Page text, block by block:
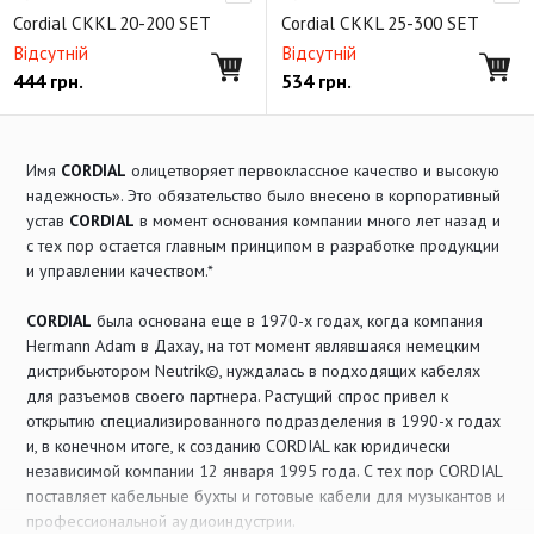
Готовый небалансный кабель
Готовый небалансный кабель (TS - XLR female)
Готовый балансный кабель (TRS - TRS)
Готовый микрофонный кабель
Готовый инструментальный кабель
DMX кабель
Готовый акустический кабель
Y-образный кабель
Готовый SPDIF кабель
Готовый BNC кабель
Готовый MIDI кабель
Ethernet кабель RJ-45
FireWire кабель
USB кабель
HDMI кабель
Toslink кабель
Кабель питания
Готовый кабель Phoenix
Студийный D-Sub кабель
Готовый студийный мультикор
Удлинители
Cordial CKKL 20-200 SET
Відсутній
444грн.
Cordial CKKL 25-300 SET
Відсутній
534грн.
Имя CORDIAL олицетворяет первоклассное качество и высокую
надежность». Это обязательство было внесено в корпоративный
устав CORDIAL в момент основания компании много лет назад и
с тех пор остается главным принципом в разработке продукции
и управлении качеством.*
CORDIAL была основана еще в 1970-х годах, когда компания
Hermann Adam в Дахау, на тот момент являвшаяся немецким
дистрибьютором Neutrik©, нуждалась в подходящих кабелях
для разъемов своего партнера. Растущий спрос привел к
открытию специализированного подразделения в 1990-х годах
и, в конечном итоге, к созданию CORDIAL как юридически
независимой компании 12 января 1995 года. С тех пор CORDIAL
поставляет кабельные бухты и готовые кабели для музыкантов и
профессиональной аудиоиндустрии.